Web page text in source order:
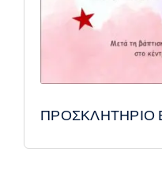
ΠΡΟΣΚΛΗΤΗΡΙΟ